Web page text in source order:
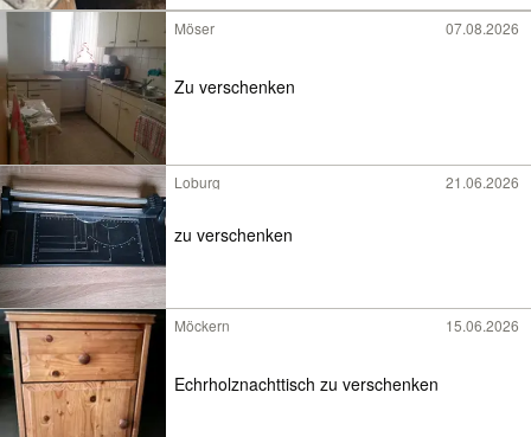
Möser 07.08.2026
Zu verschenken
Loburg 21.06.2026
zu verschenken
Möckern 15.06.2026
Echrholznachttisch zu verschenken